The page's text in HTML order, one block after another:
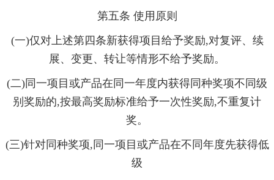
第五条 使用原则
(一)仅对上述第四条新获得项目给予奖励,对复评、续
展、变更、转让等情形不给予奖励。
(二)同一项目或产品在同一年度内获得同种奖项不同级
别奖励的,按最高奖励标准给予一次性奖励,不重复计
奖。
(三)针对同种奖项,同一项目或产品在不同年度先获得低
级